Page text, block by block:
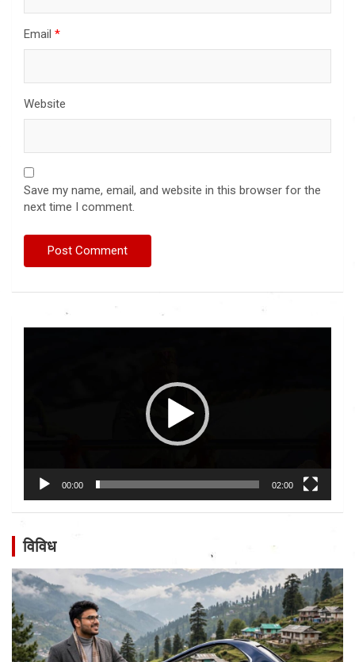
Email *
Website
Save my name, email, and website in this browser for the
next time I comment.
00:00 02:00
विविध